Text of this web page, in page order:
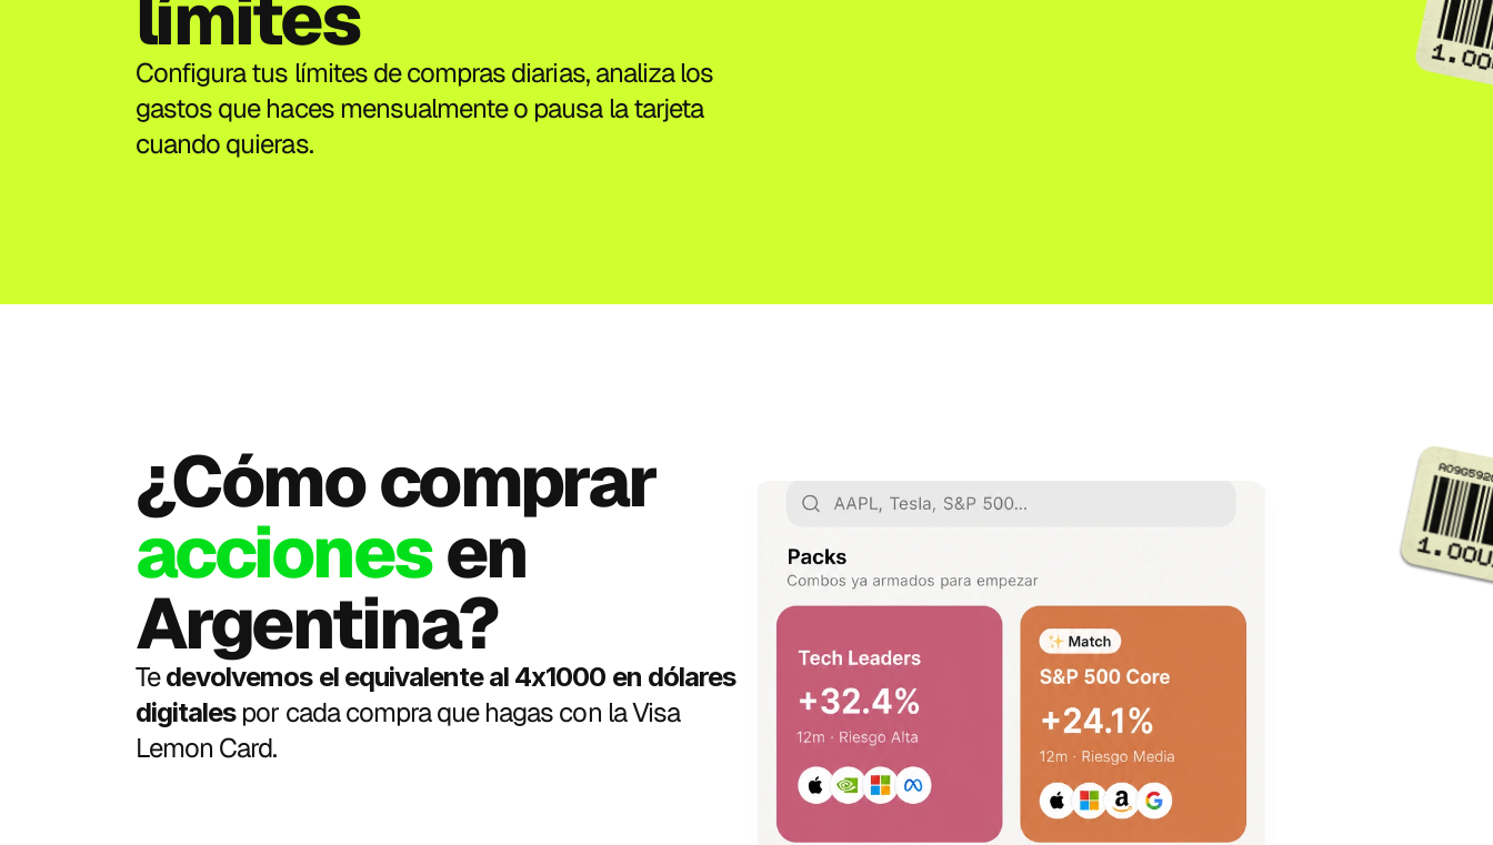
límites
Configura tus límites de compras diarias, analiza los
gastos que haces mensualmente o pausa la tarjeta
cuando quieras.
¿Cómo comprar
acciones en
Argentina?
Te devolvemos el equivalente al 4x1000 en dólares
digitales por cada compra que hagas con la Visa
Lemon Card.